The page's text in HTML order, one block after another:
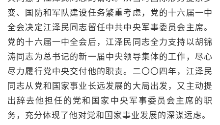
变、国防和军队建设任务繁重考虑，党的十六届一中
全会决定江泽民同志留任中共中央军事委员会主席。
党的十六届一中全会后，江泽民同志全力支持以胡锦
涛同志为总书记的新一届中央领导集体的工作，尽心
尽力履行党中央交付他的职责。二〇〇四年，江泽民
同志从党和国家事业长远发展的大局出发，又主动提
出辞去他担任的党和国家中央军事委员会主席的职
务，充分体现了他对党和国家事业发展的深谋远虑。